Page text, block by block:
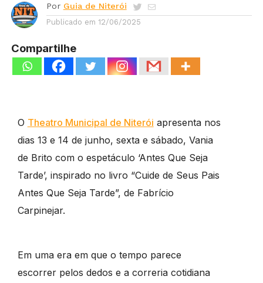
Por Guia de Niterói
Publicado em 12/06/2025
Compartilhe
O Theatro Municipal de Niterói apresenta nos
dias 13 e 14 de junho, sexta e sábado, Vania
de Brito com o espetáculo ‘Antes Que Seja
Tarde’, inspirado no livro “Cuide de Seus Pais
Antes Que Seja Tarde”, de Fabrício
Carpinejar.
Em uma era em que o tempo parece
escorrer pelos dedos e a correria cotidiana